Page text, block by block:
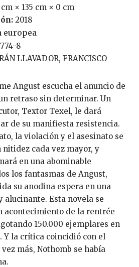
× 135 cm × 0 cm
2018
europea
8
LLAVADOR, FRANCISCO
retraso sin determinar. Un
Textor Texel, le dará
de su manifiesta resistencia.
la violación y el asesinato se
cada vez mayor, y
en una abominable
los fantasmas de Angust,
su anodina espera en una
alucinante. Esta novela se
acontecimiento de la rentrée
150.000 ejemplares en
Y la crítica coincidió con el
más, Nothomb se había